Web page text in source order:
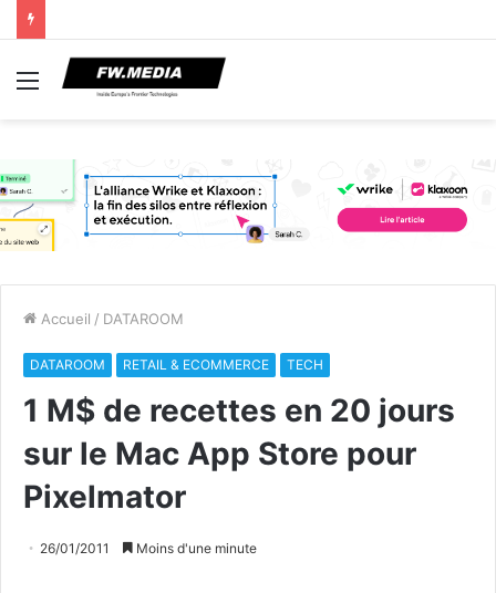
Menu
Accueil / DATAROOM
DATAROOM RETAIL & ECOMMERCE TECH
1 M$ de recettes en 20 jours
sur le Mac App Store pour
Pixelmator
26/01/2011 Moins d'une minute